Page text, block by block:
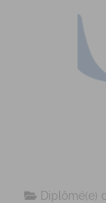
Diplômé(e)